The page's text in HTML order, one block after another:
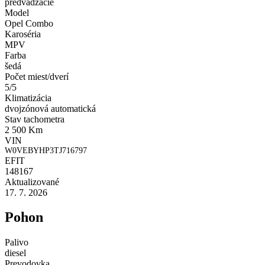
Model
Opel Combo
Karoséria
MPV
Farba
šedá
Počet miest/dverí
5/5
Klimatizácia
dvojzónová automatická
Stav tachometra
2 500 Km
VIN
W0VEBYHP3TJ716797
EFIT
148167
Aktualizované
17. 7. 2026
Pohon
Palivo
diesel